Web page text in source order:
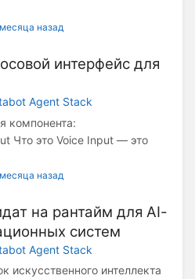
назад
интерфейс для
Agent Stack
компонента:
Что это Voice Input — это
назад
на рантайм для AI-
систем
Agent Stack
искусственного интеллекта